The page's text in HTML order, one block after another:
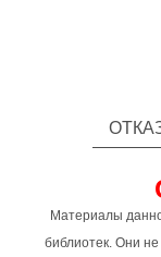
Материалы
библиотек. Они не